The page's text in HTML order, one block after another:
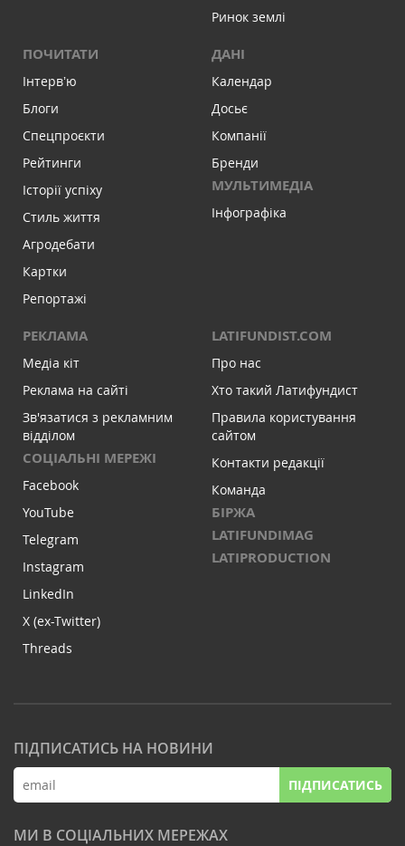
Ринок землі
ПОЧИТАТИ
Інтервʼю
Блоги
Спецпроєкти
Рейтинги
Історії успіху
Стиль життя
Агродебати
Картки
Репортажі
ДАНІ
Календар
Досьє
Компанії
Бренди
МУЛЬТИМЕДІА
Інфографіка
РЕКЛАМА
Медіа кіт
Реклама на сайті
Зв'язатися з рекламним
відділом
СОЦІАЛЬНІ МЕРЕЖІ
Facebook
YouTube
Telegram
Instagram
LinkedIn
X (ex-Twitter)
Threads
LATIFUNDIST.COM
Про нас
Хто такий Латифундист
Правила користування
сайтом
Контакти редакції
Команда
БІРЖА
LATIFUNDIMAG
LATIPRODUCTION
ПІДПИСАТИСЬ НА НОВИНИ
ПІДПИСАТИСЬ
МИ В СОЦІАЛЬНИХ МЕРЕЖАХ